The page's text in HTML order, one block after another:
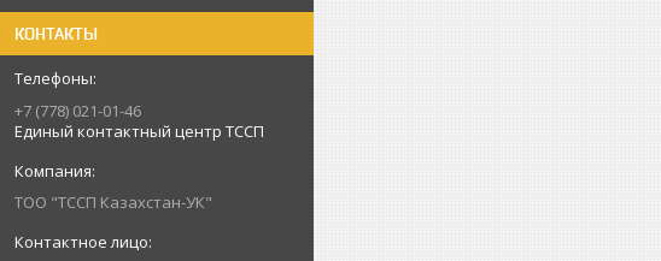
КОНТАКТЫ
+7 (778) 021-01-46
Единый контактный центр ТССП
ТОО "ТССП Казахстан-УК"